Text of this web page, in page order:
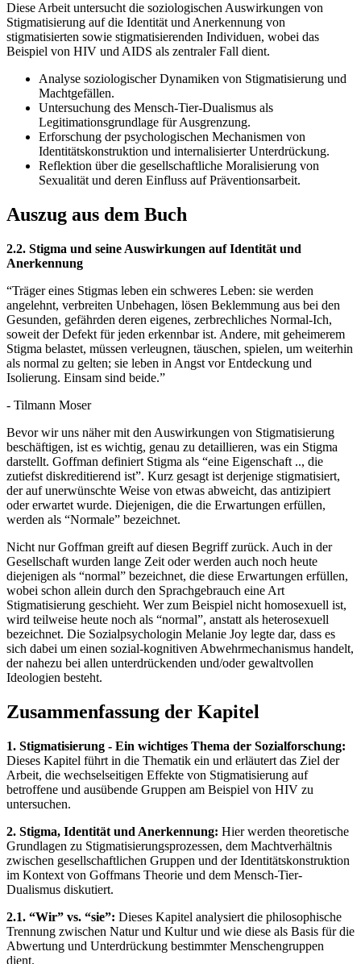
Diese Arbeit untersucht die soziologischen Auswirkungen von
Stigmatisierung auf die Identität und Anerkennung von
stigmatisierten sowie stigmatisierenden Individuen, wobei das
Beispiel von HIV und AIDS als zentraler Fall dient.
Analyse soziologischer Dynamiken von Stigmatisierung und
Machtgefällen.
Untersuchung des Mensch-Tier-Dualismus als
Legitimationsgrundlage für Ausgrenzung.
Erforschung der psychologischen Mechanismen von
Identitätskonstruktion und internalisierter Unterdrückung.
Reflektion über die gesellschaftliche Moralisierung von
Sexualität und deren Einfluss auf Präventionsarbeit.
Auszug aus dem Buch
2.2. Stigma und seine Auswirkungen auf Identität und
Anerkennung
“Träger eines Stigmas leben ein schweres Leben: sie werden
angelehnt, verbreiten Unbehagen, lösen Beklemmung aus bei den
Gesunden, gefährden deren eigenes, zerbrechliches Normal-Ich,
soweit der Defekt für jeden erkennbar ist. Andere, mit geheimerem
Stigma belastet, müssen verleugnen, täuschen, spielen, um weiterhin
als normal zu gelten; sie leben in Angst vor Entdeckung und
Isolierung. Einsam sind beide.”
- Tilmann Moser
Bevor wir uns näher mit den Auswirkungen von Stigmatisierung
beschäftigen, ist es wichtig, genau zu detaillieren, was ein Stigma
darstellt. Goffman definiert Stigma als “eine Eigenschaft .., die
zutiefst diskreditierend ist”. Kurz gesagt ist derjenige stigmatisiert,
der auf unerwünschte Weise von etwas abweicht, das antizipiert
oder erwartet wurde. Diejenigen, die die Erwartungen erfüllen,
werden als “Normale” bezeichnet.
Nicht nur Goffman greift auf diesen Begriff zurück. Auch in der
Gesellschaft wurden lange Zeit oder werden auch noch heute
diejenigen als “normal” bezeichnet, die diese Erwartungen erfüllen,
wobei schon allein durch den Sprachgebrauch eine Art
Stigmatisierung geschieht. Wer zum Beispiel nicht homosexuell ist,
wird teilweise heute noch als “normal”, anstatt als heterosexuell
bezeichnet. Die Sozialpsychologin Melanie Joy legte dar, dass es
sich dabei um einen sozial-kognitiven Abwehrmechanismus handelt,
der nahezu bei allen unterdrückenden und/oder gewaltvollen
Ideologien besteht.
Zusammenfassung der Kapitel
1. Stigmatisierung - Ein wichtiges Thema der Sozialforschung:
Dieses Kapitel führt in die Thematik ein und erläutert das Ziel der
Arbeit, die wechselseitigen Effekte von Stigmatisierung auf
betroffene und ausübende Gruppen am Beispiel von HIV zu
untersuchen.
2. Stigma, Identität und Anerkennung: Hier werden theoretische
Grundlagen zu Stigmatisierungsprozessen, dem Machtverhältnis
zwischen gesellschaftlichen Gruppen und der Identitätskonstruktion
im Kontext von Goffmans Theorie und dem Mensch-Tier-
Dualismus diskutiert.
2.1. “Wir” vs. “sie”: Dieses Kapitel analysiert die philosophische
Trennung zwischen Natur und Kultur und wie diese als Basis für die
Abwertung und Unterdrückung bestimmter Menschengruppen
dient.